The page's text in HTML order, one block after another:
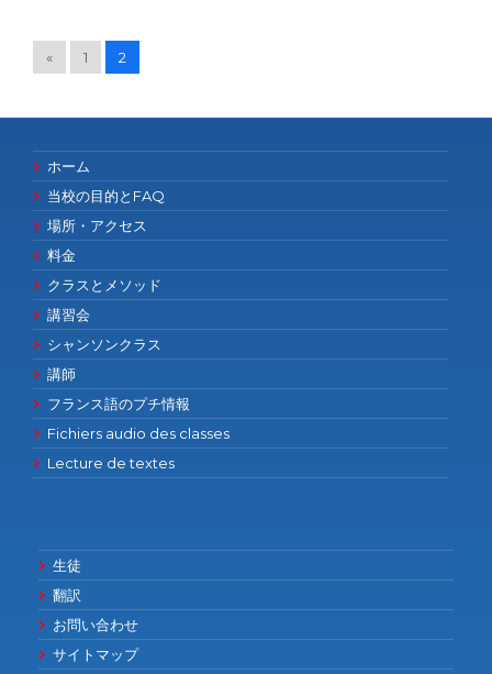
« 1 2
ホーム
当校の目的とFAQ
場所・アクセス
料金
クラスとメソッド
講習会
シャンソンクラス
講師
フランス語のプチ情報
Fichiers audio des classes
Lecture de textes
生徒
翻訳
お問い合わせ
サイトマップ